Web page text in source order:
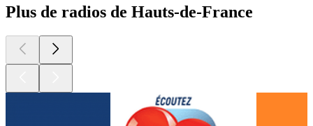
Plus de radios de Hauts-de-France